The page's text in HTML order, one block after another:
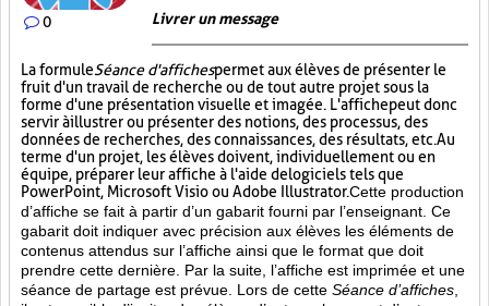
0 Livrer un message
La formuleSéance d'affichespermet aux élèves de présenter le
fruit d'un travail de recherche ou de tout autre projet sous la
forme d'une présentation visuelle et imagée. L'affichepeut donc
servir à illustrer ou présenter des notions, des processus, des
données de recherches, des connaissances, des résultats, etc. Au
terme d'un projet, les élèves doivent, individuellement ou en
équipe, préparer leur affiche à l'aide de logiciels tels que
PowerPoint, Microsoft Visio ou Adobe Illustrator.Cette production
d’affiche se fait à partir d’un gabarit fourni par l’enseignant. Ce
gabarit doit indiquer avec précision aux élèves les éléments de
contenus attendus sur l’affiche ainsi que le format que doit
prendre cette dernière. Par la suite, l’affiche est imprimée et une
séance de partage est prévue. Lors de cette Séance d’affiches